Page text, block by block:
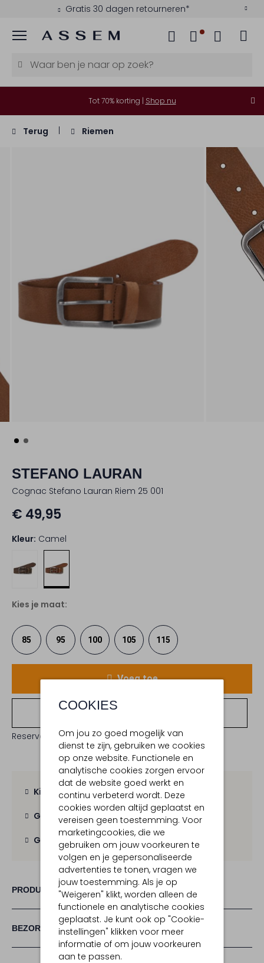
Gratis 30 dagen retourneren*
Menu
COOKIES
Om jou zo goed mogelijk van
dienst te zijn, gebruiken we cookies
op onze website. Functionele en
analytische cookies zorgen ervoor
dat de website goed werkt en
continu verbeterd wordt. Deze
cookies worden altijd geplaatst en
vereisen geen toestemming. Voor
marketingcookies, die we
gebruiken om jouw voorkeuren te
volgen en je gepersonaliseerde
advertenties te tonen, vragen we
jouw toestemming. Als je op
"Weigeren" klikt, worden alleen de
functionele en analytische cookies
geplaatst. Je kunt ook op "Cookie-
instellingen" klikken voor meer
informatie of om jouw voorkeuren
aan te passen.
Tot 70% korting | Shop nu
Terug Riemen
STEFANO LAURAN
Cognac Stefano Lauran Riem 25 001
€ 49,95
Kleur: Camel
Kies je maat:
85 95 100 105 115
Voeg toe
Bekijk winkelvoorraad
Reserveer direct in een van onze 19 boutiques
Kies zelf je bezorgmoment
Gratis verzendingvanaf € 100,-
Gratis retourbinnen 30 dagen
PRODUCT INFORMATIE
BEZORGEN & RETOURNEREN